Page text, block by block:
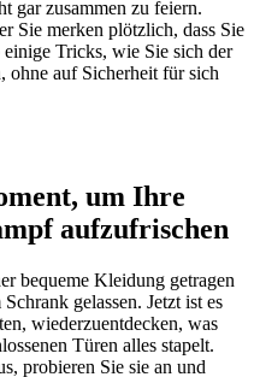
gar zusammen zu feiern.
Sie merken plötzlich, dass Sie
Tricks, wie Sie sich der
ohne auf Sicherheit für sich
um Ihre
aufzufrischen
bequeme Kleidung getragen
gelassen. Jetzt ist es
wiederzuentdecken, was
Türen alles stapelt.
probieren Sie sie an und